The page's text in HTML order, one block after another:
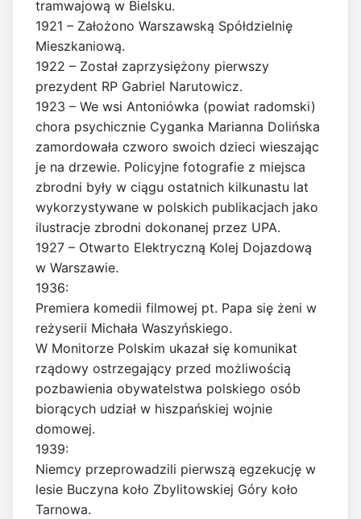
tramwajową w Bielsku.
1921 – Założono Warszawską Spółdzielnię
Mieszkaniową.
1922 – Został zaprzysiężony pierwszy
prezydent RP Gabriel Narutowicz.
1923 – We wsi Antoniówka (powiat radomski)
chora psychicznie Cyganka Marianna Dolińska
zamordowała czworo swoich dzieci wieszając
je na drzewie. Policyjne fotografie z miejsca
zbrodni były w ciągu ostatnich kilkunastu lat
wykorzystywane w polskich publikacjach jako
ilustracje zbrodni dokonanej przez UPA.
1927 – Otwarto Elektryczną Kolej Dojazdową
w Warszawie.
1936:
Premiera komedii filmowej pt. Papa się żeni w
reżyserii Michała Waszyńskiego.
W Monitorze Polskim ukazał się komunikat
rządowy ostrzegający przed możliwością
pozbawienia obywatelstwa polskiego osób
biorących udział w hiszpańskiej wojnie
domowej.
1939:
Niemcy przeprowadzili pierwszą egzekucję w
lesie Buczyna koło Zbylitowskiej Góry koło
Tarnowa.